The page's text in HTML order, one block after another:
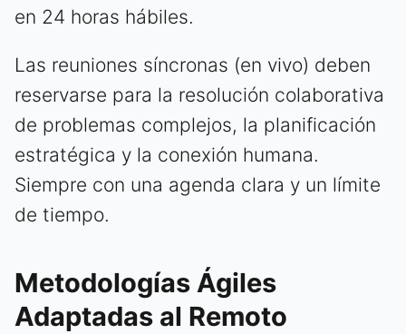
en 24 horas hábiles.
Las reuniones síncronas (en vivo) deben
reservarse para la resolución colaborativa
de problemas complejos, la planificación
estratégica y la conexión humana.
Siempre con una agenda clara y un límite
de tiempo.
Metodologías Ágiles
Adaptadas al Remoto